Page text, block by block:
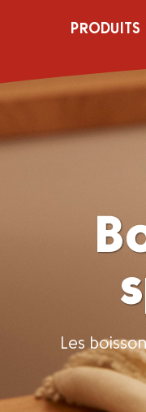
PRODUITS
Les
Produits
Crème
Beurre